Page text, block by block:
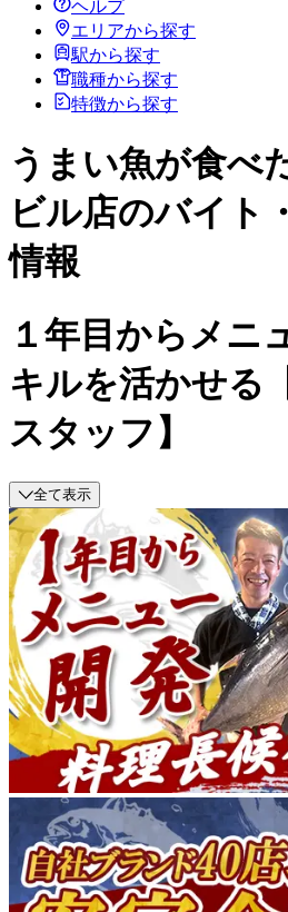
ヘルプ
エリアから探す
駅から探す
職種から探す
特徴から探す
うまい魚が食べ
ビル店のバイト
情報
１年目からメニ
キルを活かせる
スタッフ】
全て表示